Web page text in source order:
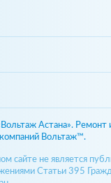
Астана». Ремонт
компаний Вольтаж™.
сайте не является
Статьи 395